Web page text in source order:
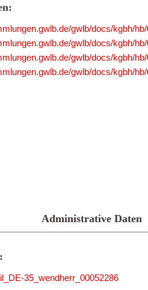
gwlb/docs/kgbh/
gwlb/docs/kgbh/
gwlb/docs/kgbh/
gwlb/docs/kgbh/
Administrative Daten
35_wendherr_00052286